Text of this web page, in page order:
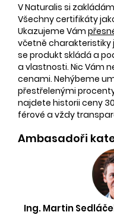
V Naturalis si
Všechny certifikáty
Ukazujeme Vám
včetně charakteristiky
se produkt skládá a
a vlastnosti. Nic Vám
cenami. Nehýbeme
přestřelenými
najdete historii ceny
férové a vždy
Ambasadoři
Ing. Martin